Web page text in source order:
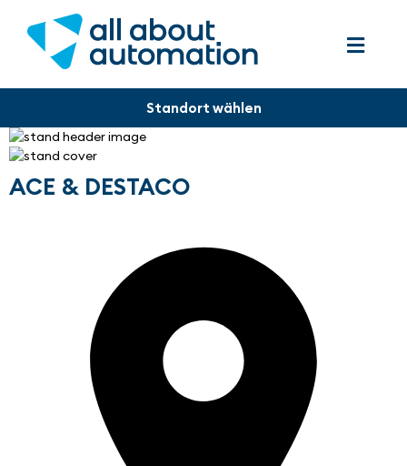
ACE & DESTACO